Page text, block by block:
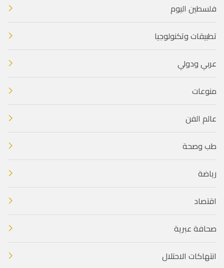
فلسطين اليوم
تطبيقات وتكنولوجيا
عربي ودولي
منوعات
عالم الفن
طب وصحة
رياضة
اقتصاد
صحافة عبرية
انتهاكات الاحتلال